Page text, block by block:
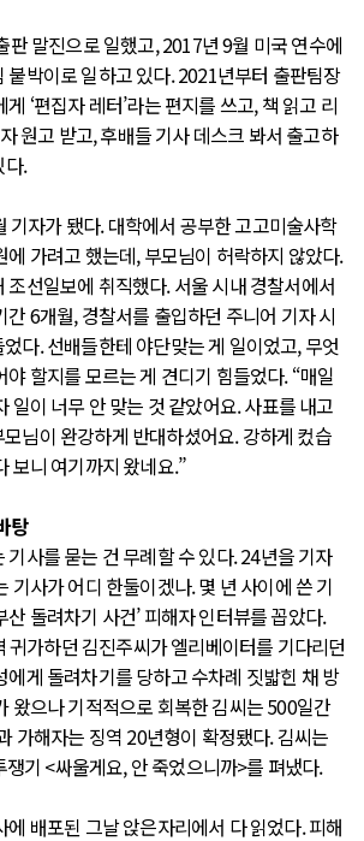
판 말진으로 일했고, 2017년 9월 미국 연수에
붙박이로 일하고 있다. 2021년부터 출판팀장
‘편집자 레터’라는 편지를 쓰고, 책 읽고 리
원고 받고, 후배들 기사 데스크 봐서 출고하
다.
기자가 됐다. 대학에서 공부한 고고미술사학
에 가려고 했는데, 부모님이 허락하지 않았다.
조선일보에 취직했다. 서울 시내 경찰서에서
6개월, 경찰서를 출입하던 주니어 기자 시
다. 선배들한테 야단맞는 게 일이었고, 무엇
할지를 모르는 게 견디기 힘들었다. “매일
일이 너무 안 맞는 것 같았어요. 사표를 내고
님이 완강하게 반대하셨어요. 강하게 컸습
보니 여기까지 왔네요.”
탕
사를 묻는 건 무례할 수 있다. 24년을 기자
기사가 어디 한둘이겠나. 몇 년 사이에 쓴 기
산 돌려차기 사건’ 피해자 인터뷰를 꼽았다.
귀가하던 김진주씨가 엘리베이터를 기다리던
에게 돌려차기를 당하고 수차례 짓밟힌 채 방
왔으나 기적적으로 회복한 김씨는 500일간
가해자는 징역 20년형이 확정됐다. 김씨는
기 <싸울게요, 안 죽었으니까>를 펴냈다.
배포된 그날 앉은자리에서 다 읽었다. 피해